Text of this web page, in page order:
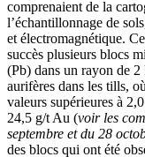
comprenaient de la
l’échantillonnage de
et électromagnétique.
succès plusieurs blocs
(Pb) dans un rayon de
aurifères dans les tills,
valeurs supérieures à
24,5 g/t Au (voir les
septembre et du 28
des blocs qui ont été